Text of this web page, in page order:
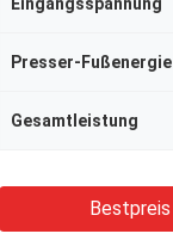
Presser-Fußenergie
Gesamtleistung
Bestpreis